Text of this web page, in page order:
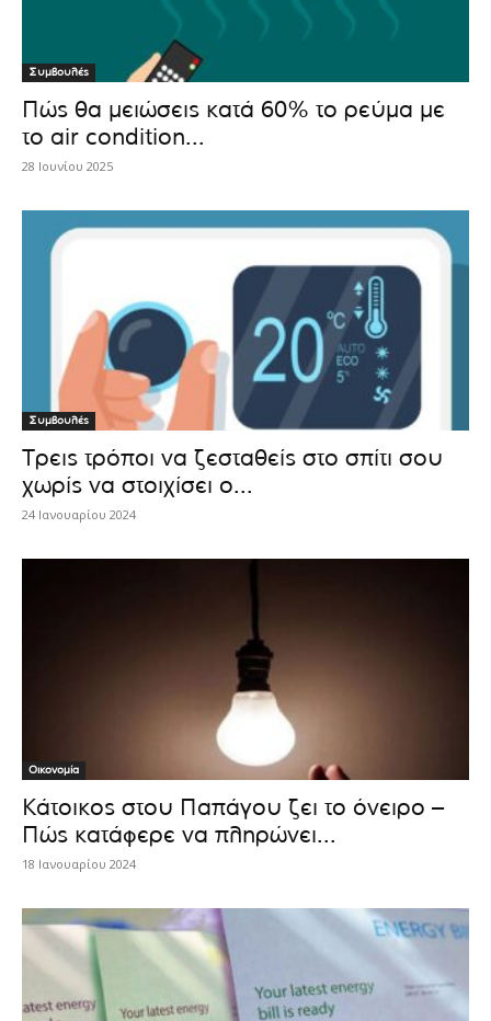
Συμβουλές
Πώς θα μειώσεις κατά 60% το ρεύμα με
το air condition...
28 Ιουνίου 2025
Συμβουλές
Τρεις τρόποι να ζεσταθείς στο σπίτι σου
χωρίς να στοιχίσει ο...
24 Ιανουαρίου 2024
Οικονομία
Κάτοικος στου Παπάγου ζει το όνειρο –
Πώς κατάφερε να πληρώνει...
18 Ιανουαρίου 2024